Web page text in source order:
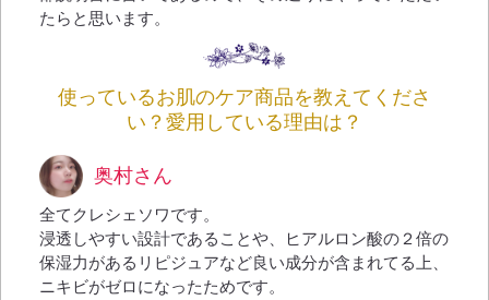
たらと思います。
使っているお肌のケア商品を教えてくださ
い？愛用している理由は？
奥村さん
全てクレシェソワです。
浸透しやすい設計であることや、ヒアルロン酸の２倍の
保湿力があるリピジュアなど良い成分が含まれてる上、
ニキビがゼロになったためです。